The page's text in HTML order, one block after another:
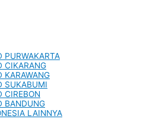
PURWAKARTA
CIKARANG
KARAWANG
SUKABUMI
CIREBON
BANDUNG
LAINNYA